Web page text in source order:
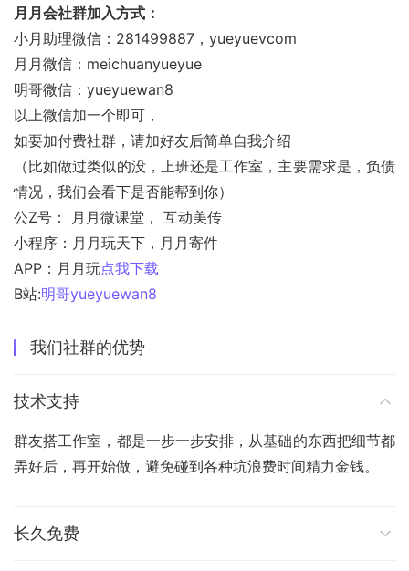
月月会社群加入方式：
小月助理微信：281499887，yueyuevcom
月月微信：meichuanyueyue
明哥微信：yueyuewan8
以上微信加一个即可，
如要加付费社群，请加好友后简单自我介绍
（比如做过类似的没，上班还是工作室，主要需求是，负债
情况，我们会看下是否能帮到你）
公Z号： 月月微课堂， 互动美传
小程序：月月玩天下，月月寄件
APP：月月玩点我下载
B站:明哥yueyuewan8
我们社群的优势
技术支持
群友搭工作室，都是一步一步安排，从基础的东西把细节都
弄好后，再开始做，避免碰到各种坑浪费时间精力金钱。
长久免费